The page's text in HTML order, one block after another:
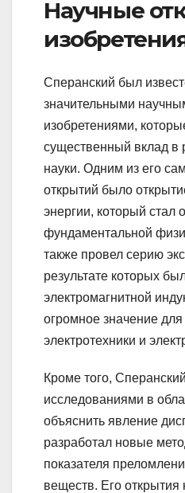
Научные
Сперанский был
значительными
изобретениями,
существенный вклад в
науки. Одним из его
открытий было
энергии, который стал
фундаментальной
также провел серию
результате которых
электромагнитной
огромное значение для
электротехники и
Кроме того,
исследованиями в
объяснить явление
разработал новые
показателя
веществ. Его